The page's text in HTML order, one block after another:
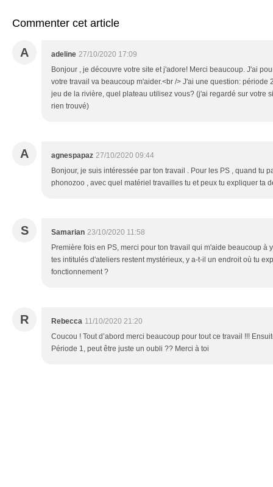
Commenter cet article
A adeline 27/10/2020 17:09
Bonjour , je découvre votre site et j'adore! Merci beaucoup. J'ai
votre travail va beaucoup m'aider.<br /> J'ai une question: période
jeu de la rivière, quel plateau utilisez vous? (j'ai regardé sur votre
rien trouvé)
A agnespapaz 27/10/2020 09:44
Bonjour, je suis intéressée par ton travail . Pour les PS , quand tu
phonozoo , avec quel matériel travailles tu et peux tu expliquer ta
S Samarian 23/10/2020 11:58
Première fois en PS, merci pour ton travail qui m'aide beaucoup à
tes intitulés d'ateliers restent mystérieux, y a-t-il un endroit où tu
fonctionnement ?
R Rebecca 11/10/2020 21:20
Coucou ! Tout d’abord merci beaucoup pour tout ce travail !!!
Période 1, peut être juste un oubli ?? Merci à toi